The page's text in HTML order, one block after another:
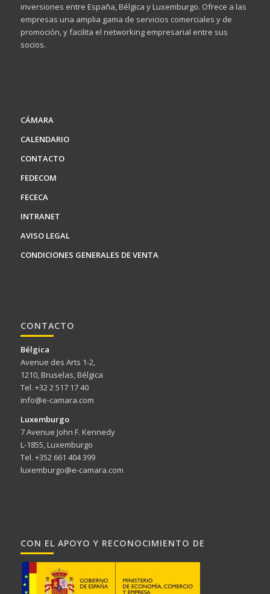
inversiones entre España, Bélgica y Luxemburgo. Ofrece a las
empresas una amplia gama de servicios comerciales y de
promoción, y facilita el networking empresarial entre sus
socios.
CÁMARA
CALENDARIO
CONTACTO
FEDECOM
FECECA
INTRANET
AVISO LEGAL
CONDICIONES GENERALES DE VENTA
CONTACTO
Bélgica
Avenue des Arts 1-2,
1210, Bruselas, Bélgica
Tel. +32 2 517 17 40
info@e-camara.com
Luxemburgo
7 Avenue John F. Kennedy
L-1855, Luxemburgo
Tel. +352 661 404 399
luxemburgo@e-camara.com
CON EL APOYO Y RECONOCIMIENTO DE